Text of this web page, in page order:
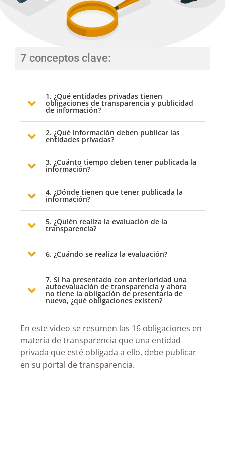
7 conceptos clave:
1. ¿Qué entidades privadas tienen
obligaciones de transparencia y publicidad
de información?
2. ¿Qué información deben publicar las
entidades privadas?
3. ¿Cuánto tiempo deben tener publicada la
información?
4. ¿Dónde tienen que tener publicada la
información?
5. ¿Quién realiza la evaluación de la
transparencia?
6. ¿Cuándo se realiza la evaluación?
7. Si ha presentado con anterioridad una
autoevaluación de transparencia y ahora
no tiene la obligación de presentarla de
nuevo, ¿qué obligaciones existen?
En este video se resumen las 16 obligaciones en
materia de transparencia que una entidad
privada que esté obligada a ello, debe publicar
en su portal de transparencia.